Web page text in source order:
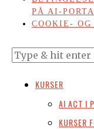
PÅ AI-
COOKIE-
KURSER
AI ACT I
KURSER